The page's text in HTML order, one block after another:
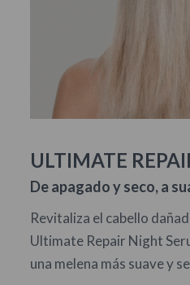
ULTIMATE
De apagado y seco, a
Revitaliza el cabello
Ultimate Repair Night
una melena más suave y